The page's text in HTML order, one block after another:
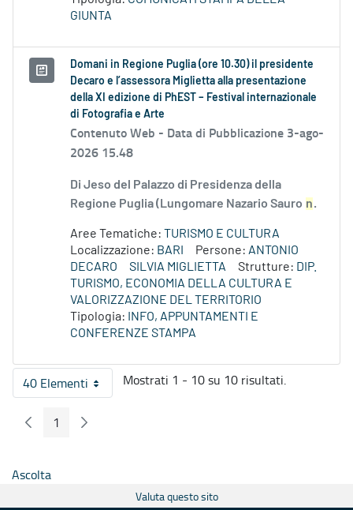
GIUNTA
Domani in Regione Puglia (ore 10.30) il presidente
Decaro e l’assessora Miglietta alla presentazione
della XI edizione di PhEST – Festival internazionale
di Fotografia e Arte
Contenuto Web - Data di Pubblicazione 3-ago-
2026 15.48
Di Jeso del Palazzo di Presidenza della
Regione Puglia (Lungomare Nazario Sauro n.
Aree Tematiche: TURISMO E CULTURA
Localizzazione: BARI Persone: ANTONIO
DECARO
SILVIA MIGLIETTA Strutture: DIP.
TURISMO, ECONOMIA DELLA CULTURA E
VALORIZZAZIONE DEL TERRITORIO
Tipologia:
INFO, APPUNTAMENTI E
CONFERENZE STAMPA
40 ElementiPer pagina
Mostrati 1 - 10 su 10 risultati.
Pagina Precedente
Pagina
1 Pagina Seguente
Ascolta
Valuta questo sito